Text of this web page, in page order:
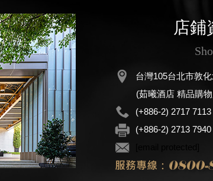
店鋪
台灣105台北市敦
(茹曦酒店 精品購物
(+886-2) 2717 7113
(+886-2) 2713 7940